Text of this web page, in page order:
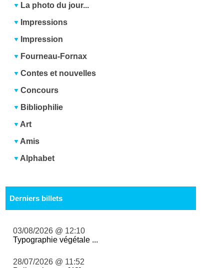
La photo du jour...
Impressions
Impression
Fourneau-Fornax
Contes et nouvelles
Concours
Bibliophilie
Art
Amis
Alphabet
Derniers billets
03/08/2026 @ 12:10
Typographie végétale ...
28/07/2026 @ 11:52